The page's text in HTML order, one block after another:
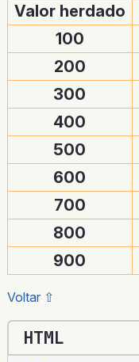
Valor herdado
100
200
300
400
500
600
700
800
900
Voltar ⇧
HTML